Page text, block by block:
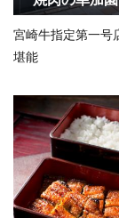
宮崎牛指定第一号
堪能